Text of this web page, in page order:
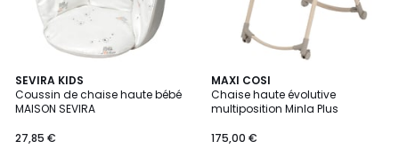
SEVIRA KIDS
Coussin de chaise haute bébé
MAISON SEVIRA
27,85 €
MAXI COSI
Chaise haute évolutive
multiposition Minla Plus
175,00 €
4,9
/ 5
3
Couleurs